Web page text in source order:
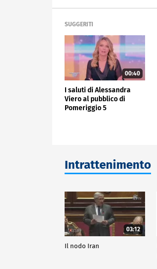
SUGGERITI
00:40
I saluti di Alessandra
Viero al pubblico di
Pomeriggio 5
Intrattenimento
03:12
Il nodo Iran